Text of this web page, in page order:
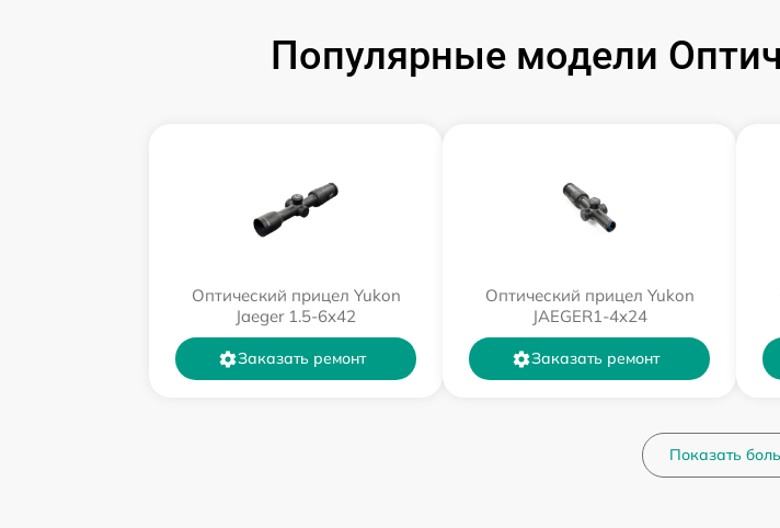
Популярные модели
Оптический прицел Yukon
Jaeger 1.5-6x42
Заказать ремонт
Оптический прицел Yukon
JAEGER1-4x24
Заказать ремонт
Показать